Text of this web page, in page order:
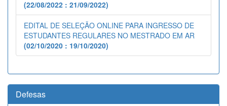
(22/08/2022 : 21/09/2022)
EDITAL DE SELEÇÃO ONLINE PARA INGRESSO DE
ESTUDANTES REGULARES NO MESTRADO EM AR
(02/10/2020 : 19/10/2020)
Defesas